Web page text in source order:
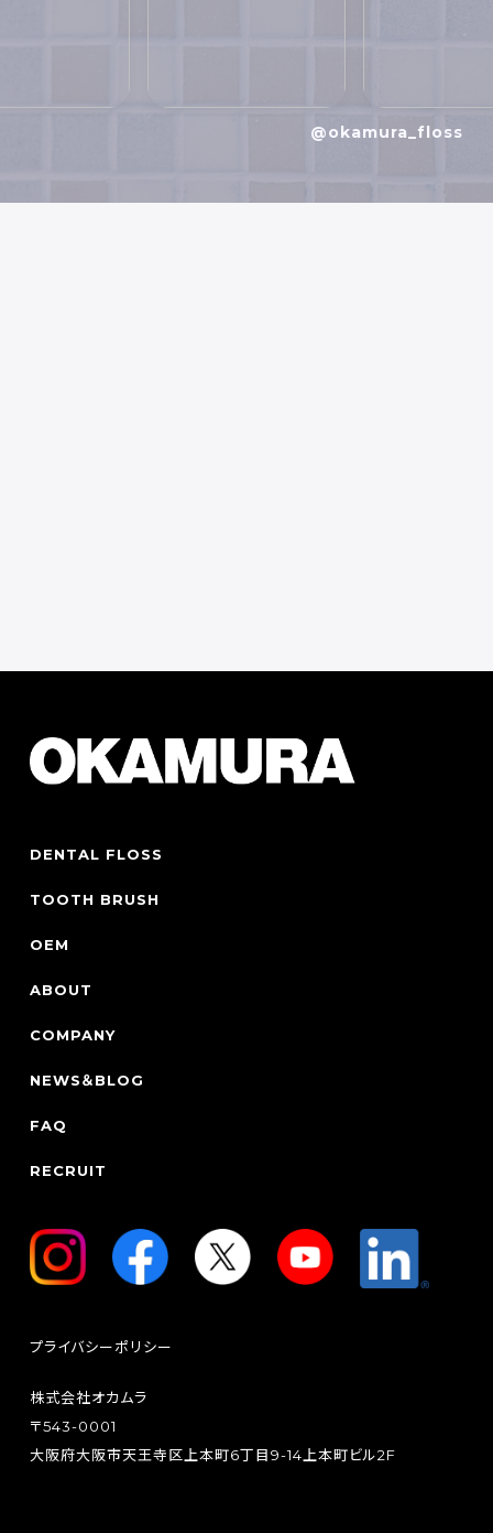
@okamura_floss
DENTAL FLOSS
TOOTH BRUSH
OEM
ABOUT
COMPANY
NEWS＆BLOG
FAQ
RECRUIT
プライバシーポリシー
株式会社オカムラ
〒543-0001
大阪府大阪市天王寺区上本町6丁目9-14上本町ビル2F